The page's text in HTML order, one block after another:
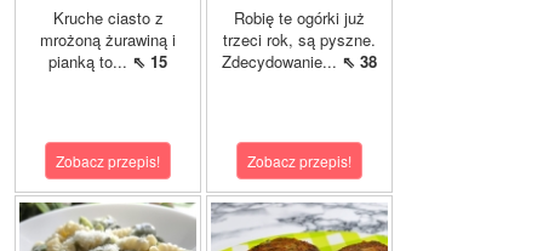
Kruche ciasto z
mrożoną żurawiną i
pianką to... ⇖ 15
Zobacz przepis!
Robię te ogórki już
trzeci rok, są pyszne.
Zdecydowanie... ⇖ 38
Zobacz przepis!